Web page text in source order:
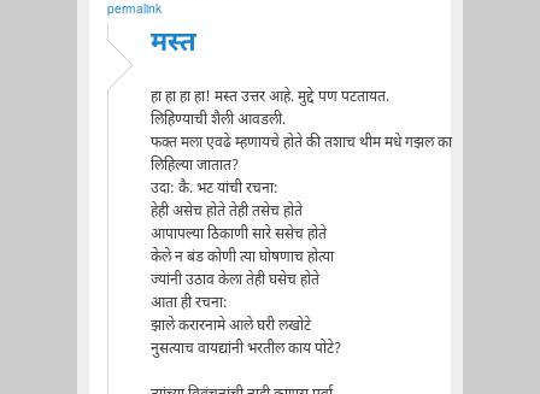
permalink
मस्त
हा हा हा हा! मस्त उत्तर आहे. मुद्दे पण पटतायत.
लिहिण्याची शैली आवडली.
फक्त मला एवढे म्हणायचे होते की तशाच थीम मधे गझल का
लिहिल्या जातात?
उदा: कै. भट यांची रचना:
हेही असेच होते तेही तसेच होते
आपापल्या ठिकाणी सारे ससेच होते
केले न बंड कोणी त्या घोषणाच होत्या
ज्यांनी उठाव केला तेही घसेच होते
आता ही रचना:
झाले करारनामे आले घरी लखोटे
नुसत्याच वायद्यांनी भरतील काय पोटे?